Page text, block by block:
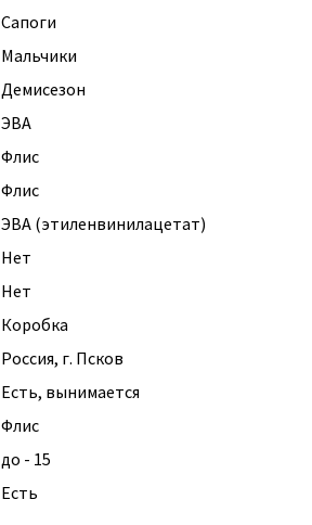
Сапоги
Мальчики
Демисезон
ЭВА
Флис
Флис
ЭВА (этиленвинилацетат)
Нет
Нет
Коробка
Россия, г. Псков
Есть, вынимается
Флис
до - 15
Есть